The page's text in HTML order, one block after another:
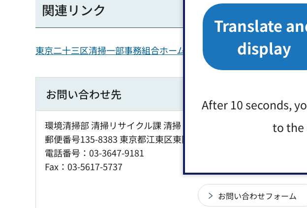
Translate
display
After 10 seconds,
to the
関連リンク
東京二十三区清掃一部事務組合ホームページ（外部サイトへリンク
お問い合わせ先
環境清掃部 清掃リサイクル課 清掃リサイクル係 窓口：防災セン
郵便番号135-8383 東京都江東区東陽4丁目11番28号
電話番号：03-3647-9181
Fax：03-5617-5737